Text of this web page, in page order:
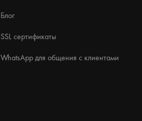
Блог
SSL сертификаты
WhatsApp для общения с клиентами